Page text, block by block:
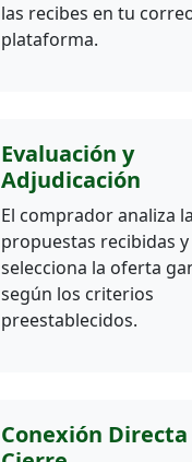
las recibes en tu
plataforma.
Evaluación y
Adjudicación
El comprador analiza
propuestas recibidas y
selecciona la oferta
según los criterios
preestablecidos.
Conexión Directa